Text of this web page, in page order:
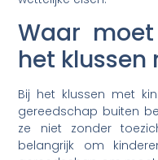
Waar
het klussen
Bij het klussen met
gereedschap buiten
ze niet zonder
belangrijk om